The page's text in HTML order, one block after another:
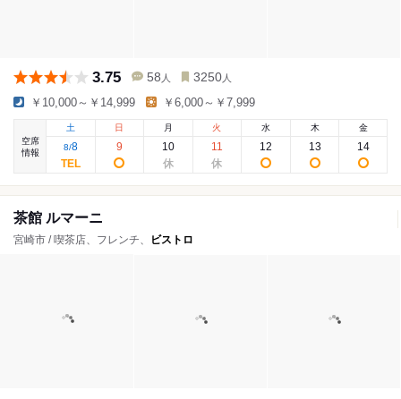
3.75 58 人 3250 人
￥10,000～￥14,999 ￥6,000～￥7,999
空席
情報
土
8/8
日
9
月
10
火
11
水
12
木
13
金
14
茶館 ルマーニ
宮崎市 / 喫茶店、フレンチ、 ビストロ